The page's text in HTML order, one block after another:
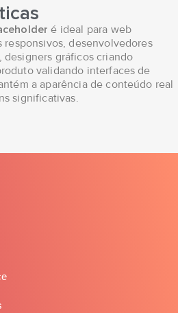
é ideal para web
desenvolvedores
gráficos criando
validando interfaces de
a aparência de conteúdo real
significativas.